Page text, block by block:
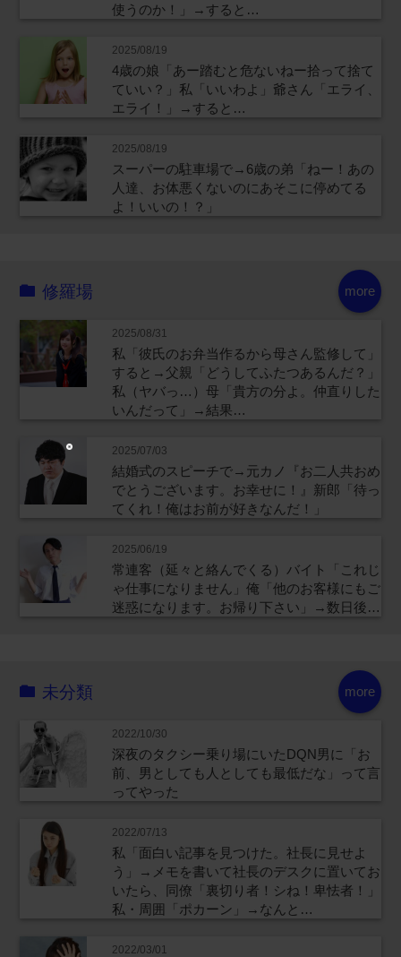
使うのか！」→すると…
2025/08/19
4歳の娘「あー踏むと危ないねー拾って捨て
ていい？」私「いいわよ」爺さん「エライ、
エライ！」→すると…
2025/08/19
スーパーの駐車場で→6歳の弟「ねー！あの
人達、お体悪くないのにあそこに停めてる
よ！いいの！？」
more
修羅場
2025/08/31
私「彼氏のお弁当作るから母さん監修して」
すると→父親「どうしてふたつあるんだ？」
私（ヤバっ…）母「貴方の分よ。仲直りした
いんだって」→結果…
2025/07/03
結婚式のスピーチで→元カノ『お二人共おめ
でとうございます。お幸せに！』新郎「待っ
てくれ！俺はお前が好きなんだ！」
2025/06/19
常連客（延々と絡んでくる）バイト「これじ
ゃ仕事になりません」俺「他のお客様にもご
迷惑になります。お帰り下さい」→数日後…
more
未分類
2022/10/30
深夜のタクシー乗り場にいたDQN男に「お
前、男としても人としても最低だな」って言
ってやった
2022/07/13
私「面白い記事を見つけた。社長に見せよ
う」→メモを書いて社長のデスクに置いてお
いたら、同僚「裏切り者！シね！卑怯者！」
私・周囲「ポカーン」→なんと…
2022/03/01